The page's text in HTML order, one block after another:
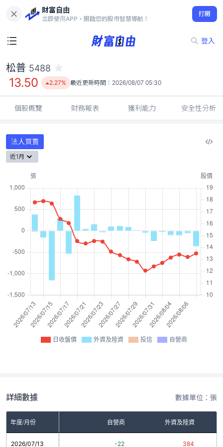
財富自由
立即使用APP，開啟您的股市智慧導航！
打開
登入
13.50
2.27%
松普 5488
13.50 2.27% 最近更新時間： 2026/08/07 05:30
個股概覽 財務報表 獲利能力 安全性分析
法人買賣
近1月
日收盤價 外資及陸資 投信 自營商
詳細數據 數據單位：張
年度/月份 自營商 外資及陸資
2026/07/13 -22 384